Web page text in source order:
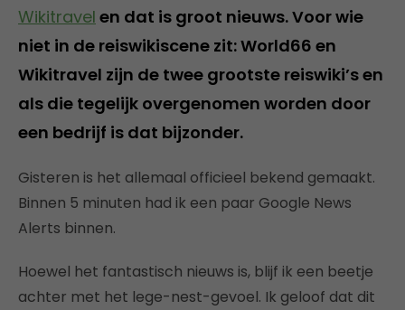
Wikitravel en dat is groot nieuws. Voor wie
niet in de reiswikiscene zit: World66 en
Wikitravel zijn de twee grootste reiswiki’s en
als die tegelijk overgenomen worden door
een bedrijf is dat bijzonder.
Gisteren is het allemaal officieel bekend gemaakt.
Binnen 5 minuten had ik een paar Google News
Alerts binnen.
Hoewel het fantastisch nieuws is, blijf ik een beetje
achter met het lege-nest-gevoel. Ik geloof dat dit